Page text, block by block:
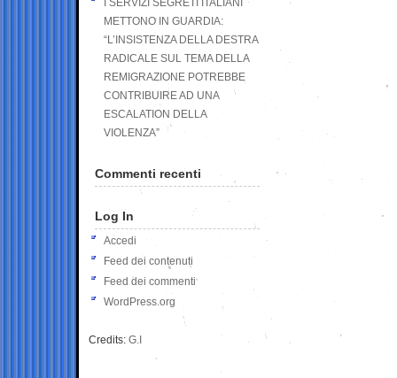
I SERVIZI SEGRETI ITALIANI
METTONO IN GUARDIA:
“L’INSISTENZA DELLA DESTRA
RADICALE SUL TEMA DELLA
REMIGRAZIONE POTREBBE
CONTRIBUIRE AD UNA
ESCALATION DELLA
VIOLENZA”
Commenti recenti
Log In
Accedi
Feed dei contenuti
Feed dei commenti
WordPress.org
Credits: G.I